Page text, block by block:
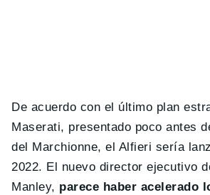
De acuerdo con el último plan
Maserati, presentado poco antes
del Marchionne, el Alfieri sería
2022. El nuevo director ejecutivo
Manley, parece haber acelerado